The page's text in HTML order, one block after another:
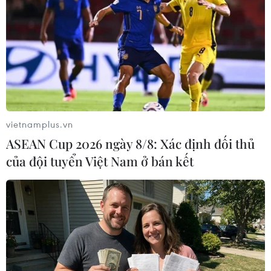
#Hiếp dâm #Ấn Độ #Du khách
#Thụy Sĩ
Ấn Độ
Anh Thụy Sĩ
Theo dõi VietnamPlus
vietnamplus.vn
ASEAN Cup 2026 ngày 8/8: Xác định đối thủ
của đội tuyển Việt Nam ở bán kết